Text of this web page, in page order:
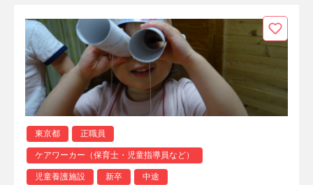
東京都 正職員
ケアワーカー（保育士・児童指導員など）
児童養護施設 新卒 中途